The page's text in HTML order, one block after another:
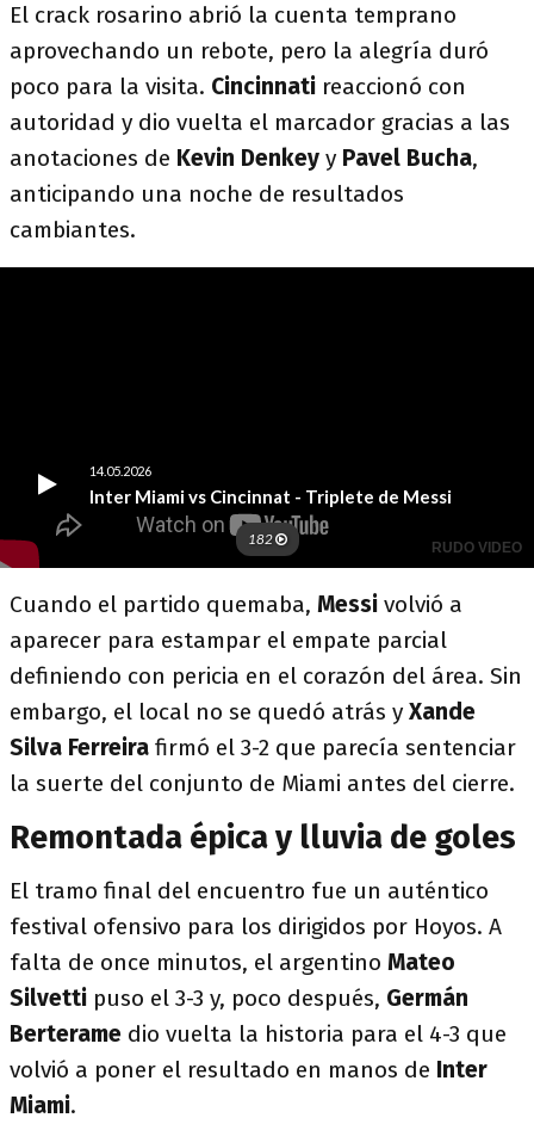
El crack rosarino abrió la cuenta temprano
aprovechando un rebote, pero la alegría duró
poco para la visita. Cincinnati reaccionó con
autoridad y dio vuelta el marcador gracias a las
anotaciones de Kevin Denkey y Pavel Bucha,
anticipando una noche de resultados
cambiantes.
Cuando el partido quemaba, Messi volvió a
aparecer para estampar el empate parcial
definiendo con pericia en el corazón del área. Sin
embargo, el local no se quedó atrás y Xande
Silva Ferreira firmó el 3-2 que parecía sentenciar
la suerte del conjunto de Miami antes del cierre.
Remontada épica y lluvia de goles
El tramo final del encuentro fue un auténtico
festival ofensivo para los dirigidos por Hoyos. A
falta de once minutos, el argentino Mateo
Silvetti puso el 3-3 y, poco después, Germán
Berterame dio vuelta la historia para el 4-3 que
volvió a poner el resultado en manos de Inter
Miami.